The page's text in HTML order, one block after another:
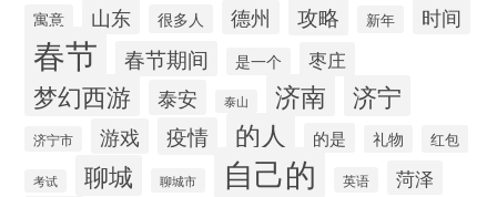
寓意 山东 很多人 德州 攻略 新年 时间
春节 春节期间 是一个 枣庄
梦幻西游 泰安 泰山 济南 济宁
济宁市 游戏 疫情 的人 的是 礼物 红包
考试 聊城 聊城市 自己的 英语 菏泽